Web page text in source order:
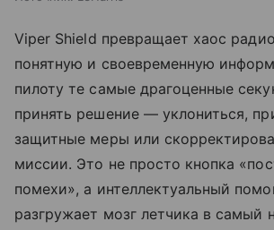
Viper Shield превращает хаос
понятную и своевременную
пилоту те самые драгоценные
принять решение — уклониться,
защитные меры или
миссии. Это не просто кнопка
помехи», а интеллектуальный
разгружает мозг летчика в самый